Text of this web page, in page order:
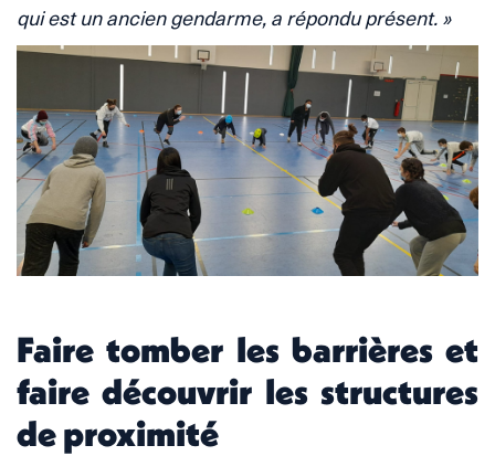
qui est un ancien gendarme, a répondu présent. »
Faire tomber les barrières et
faire découvrir les structures
de proximité